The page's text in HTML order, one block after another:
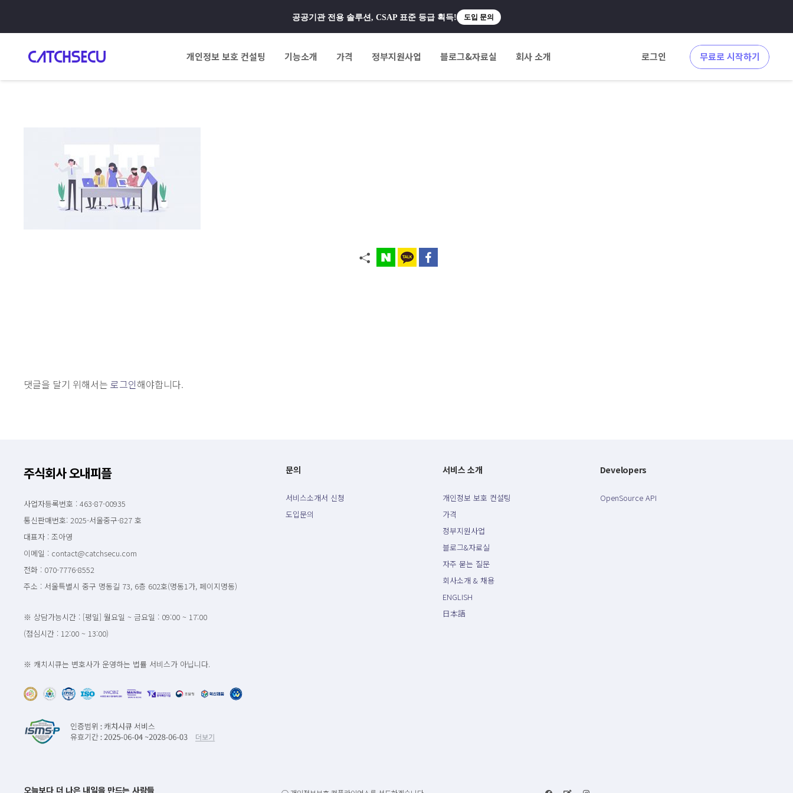
공공기관 전용 솔루션, CSAP 표준 등급 획득! 도입 문의
개인정보 보호 컨설팅 기능소개 가격 정부지원사업 블로그&자료실 회사 소개 로그인 무료로 시작하기
댓글을 달기 위해서는 로그인해야합니다.
주식회사 오내피플
사업자등록번호 : 463-87-00935
통신판매번호: 2025-서울중구-827 호
대표자 : 조아영
이메일 : contact@catchsecu.com
전화 : 070-7776-8552
주소 : 서울특별시 중구 명동길 73, 6층 602호(명동1가, 페이지명동)
※ 상담가능시간 : [평일] 월요일 ~ 금요일 : 09:00 ~ 17:00
(점심시간 : 12:00 ~ 13:00)
※ 캐치시큐는 변호사가 운영하는 법률 서비스가 아닙니다.
문의
서비스소개서 신청
도입문의
서비스 소개
개인정보 보호 컨설팅
가격
정부지원사업
블로그&자료실
자주 묻는 질문
회사소개 & 채용
ENGLISH
日本語
Developers
OpenSource API
오늘보다 더 나은 내일을 만드는 사람들